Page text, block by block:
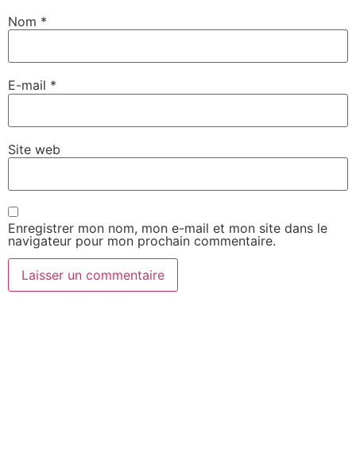
Nom *
E-mail *
Site web
Enregistrer mon nom, mon e-mail et mon site dans le
navigateur pour mon prochain commentaire.